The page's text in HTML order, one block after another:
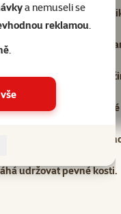
a nemuseli se
reklamou.
.
losos pomáhá snížit
alternativní zdroje
spolu s řepnou
pomáhá udržovat
přirozenou
udržovat pevné kosti.